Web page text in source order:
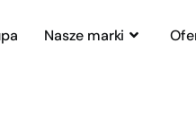
Nasze marki